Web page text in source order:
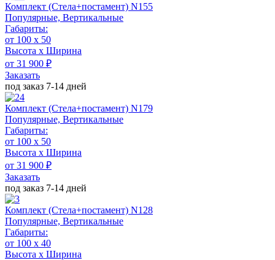
Комплект (Стела+постамент) N155
Популярные, Вертикальные
Габариты:
от 100 x 50
Высота х Ширина
от 31 900 ₽
Заказать
под заказ 7-14 дней
Комплект (Стела+постамент) N179
Популярные, Вертикальные
Габариты:
от 100 x 50
Высота х Ширина
от 31 900 ₽
Заказать
под заказ 7-14 дней
Комплект (Стела+постамент) N128
Популярные, Вертикальные
Габариты:
от 100 х 40
Высота х Ширина